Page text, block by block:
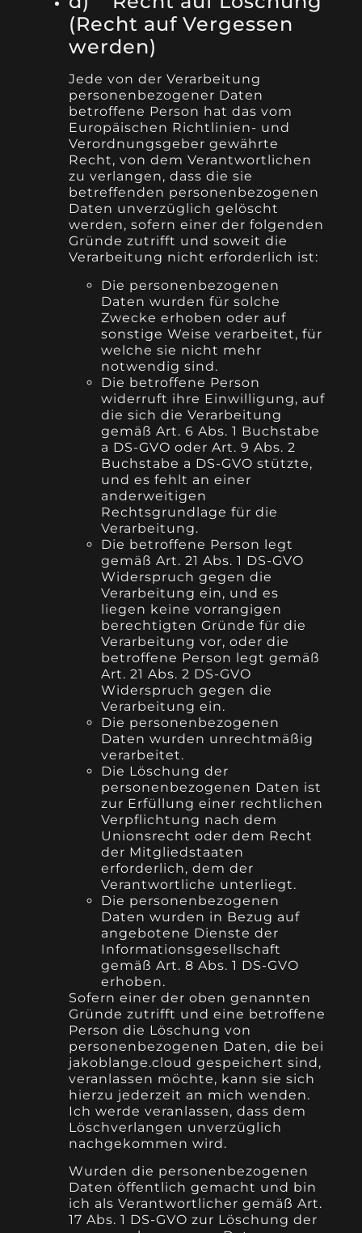
(Recht auf Vergessen
werden)
Jede von der Verarbeitung
personenbezogener Daten
betroffene Person hat das vom
Europäischen Richtlinien- und
Verordnungsgeber gewährte
Recht, von dem Verantwortlichen
zu verlangen, dass die sie
betreffenden personenbezogenen
Daten unverzüglich gelöscht
werden, sofern einer der folgenden
Gründe zutrifft und soweit die
Verarbeitung nicht erforderlich ist:
Die personenbezogenen
Daten wurden für solche
Zwecke erhoben oder auf
sonstige Weise verarbeitet, für
welche sie nicht mehr
notwendig sind.
Die betroffene Person
widerruft ihre Einwilligung, auf
die sich die Verarbeitung
gemäß Art. 6 Abs. 1 Buchstabe
a DS-GVO oder Art. 9 Abs. 2
Buchstabe a DS-GVO stützte,
und es fehlt an einer
anderweitigen
Rechtsgrundlage für die
Verarbeitung.
Die betroffene Person legt
gemäß Art. 21 Abs. 1 DS-GVO
Widerspruch gegen die
Verarbeitung ein, und es
liegen keine vorrangigen
berechtigten Gründe für die
Verarbeitung vor, oder die
betroffene Person legt gemäß
Art. 21 Abs. 2 DS-GVO
Widerspruch gegen die
Verarbeitung ein.
Die personenbezogenen
Daten wurden unrechtmäßig
verarbeitet.
Die Löschung der
personenbezogenen Daten ist
zur Erfüllung einer rechtlichen
Verpflichtung nach dem
Unionsrecht oder dem Recht
der Mitgliedstaaten
erforderlich, dem der
Verantwortliche unterliegt.
Die personenbezogenen
Daten wurden in Bezug auf
angebotene Dienste der
Informationsgesellschaft
gemäß Art. 8 Abs. 1 DS-GVO
erhoben.
Sofern einer der oben genannten
Gründe zutrifft und eine betroffene
Person die Löschung von
personenbezogenen Daten, die bei
jakoblange.cloud gespeichert sind,
veranlassen möchte, kann sie sich
hierzu jederzeit an mich wenden.
Ich werde veranlassen, dass dem
Löschverlangen unverzüglich
nachgekommen wird.
Wurden die personenbezogenen
Daten öffentlich gemacht und bin
ich als Verantwortlicher gemäß Art.
17 Abs. 1 DS-GVO zur Löschung der